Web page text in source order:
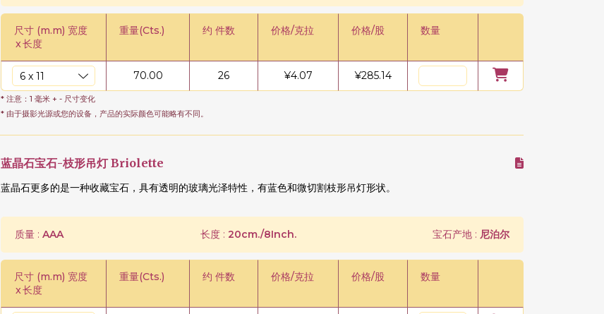
尺寸 (m.m) 宽度
x长度
重量(Cts.) 约 件数 价格/克拉 价格/股 数量
70.00 26 ¥4.07 ¥285.14
* 注意：1 毫米 + - 尺寸变化
* 由于摄影光源或您的设备，产品的实际颜色可能略有不同。
蓝晶石宝石-枝形吊灯 Briolette
蓝晶石更多的是一种收藏宝石，具有透明的玻璃光泽特性，有蓝色和微切割枝形吊灯形状。
质量 : AAA 长度 : 20cm./8Inch. 宝石产地 : 尼泊尔
尺寸 (m.m) 宽度
x长度
重量(Cts.) 约 件数 价格/克拉 价格/股 数量